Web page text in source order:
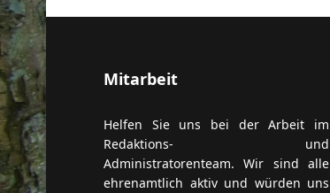
Mitarbeit
Helfen Sie uns bei der Arbeit im
Redaktions- und
Administratorenteam. Wir sind alle
ehrenamtlich aktiv und würden uns